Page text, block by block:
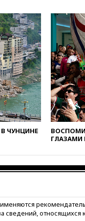
ЧУНЦИНЕ
сведений,